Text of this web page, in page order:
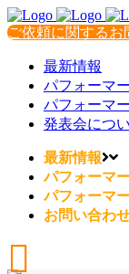
ご依頼に関するお
最新情報
パフォーマ
パフォーマ
発表会につ
最新情報
パフォーマ
パフォーマ
お問い合わ